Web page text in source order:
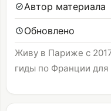
Автор материала
Обновлено
Живу в Париже с
гиды по Франции для